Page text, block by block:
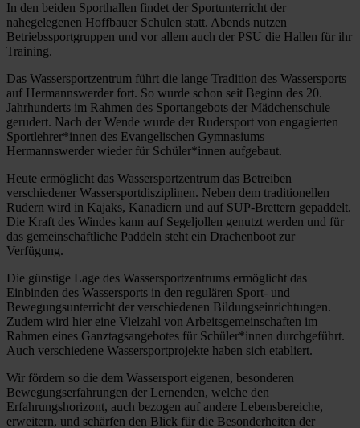
In den beiden Sporthallen findet der Sportunterricht der
nahegelegenen Hoffbauer Schulen statt. Abends nutzen
Betriebssportgruppen und vor allem auch der PSU die Hallen für ihr
Training.
Das Wassersportzentrum führt die lange Tradition des Wassersports
auf Hermannswerder fort. So wurde schon seit Beginn des 20.
Jahrhunderts im Rahmen des Sportangebots der Mädchenschule
gerudert. Nach der Wende wurde der Rudersport von engagierten
Sportlehrer*innen des Evangelischen Gymnasiums
Hermannswerder wieder für Schüler*innen aufgebaut.
Heute ermöglicht das Wassersportzentrum das Betreiben
verschiedener Wassersportdisziplinen. Neben dem traditionellen
Rudern wird in Kajaks, Kanadiern und auf SUP-Brettern gepaddelt.
Die Kraft des Windes kann auf Segeljollen genutzt werden und für
das gemeinschaftliche Paddeln steht ein Drachenboot zur
Verfügung.
Die günstige Lage des Wassersportzentrums ermöglicht das
Einbinden des Wassersports in den regulären Sport- und
Bewegungsunterricht der verschiedenen Bildungseinrichtungen.
Zudem wird hier eine Vielzahl von Arbeitsgemeinschaften im
Rahmen eines Ganztagsangebotes für Schüler*innen durchgeführt.
Auch verschiedene Wassersportprojekte haben sich etabliert.
Wir fördern so die dem Wassersport eigenen, besonderen
Bewegungserfahrungen der Lernenden, welche den
Erfahrungshorizont, auch bezogen auf andere Lebensbereiche,
erweitern, und schärfen den Blick für die Besonderheiten der